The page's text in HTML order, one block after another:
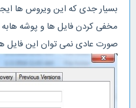
بسیار جدی که این ویروس ها
مخفی کردن فایل ها و پوشه
صورت عادی نمی توان این فایل